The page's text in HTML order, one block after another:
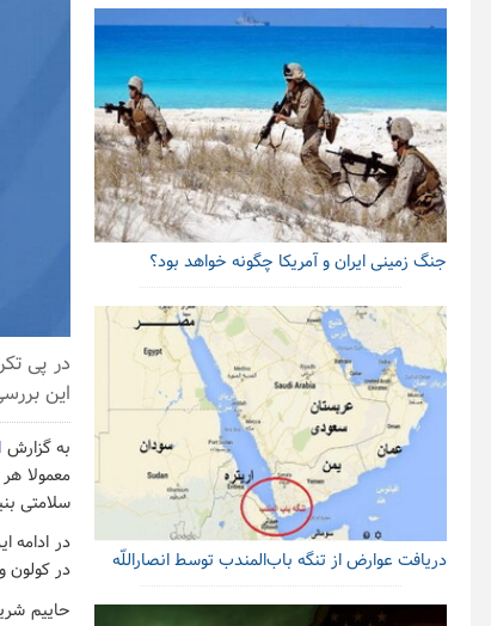
در پی
این
به گزارش
سلامتی
در
در
حاییم
جنگ زمینی ایران و آمریکا چگونه خواهد بود؟
دریافت عوارض از تنگه باب‌المندب توسط انصاراللّه